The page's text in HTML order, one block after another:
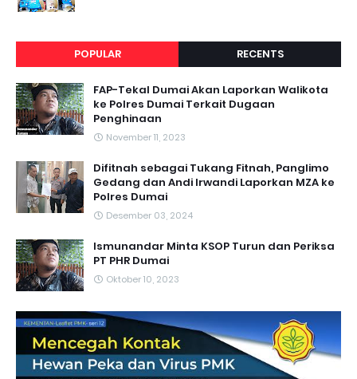
POPULAR RECENTS
FAP-Tekal Dumai Akan Laporkan Walikota
ke Polres Dumai Terkait Dugaan
Penghinaan
November 11, 2023
Difitnah sebagai Tukang Fitnah, Panglimo
Gedang dan Andi Irwandi Laporkan MZA ke
Polres Dumai
Desember 03, 2024
Ismunandar Minta KSOP Turun dan Periksa
PT PHR Dumai
Oktober 10, 2023